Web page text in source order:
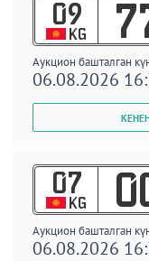
09
KG
Аукцион башталган
06.08.2026
07
KG
Аукцион башталган
06.08.2026